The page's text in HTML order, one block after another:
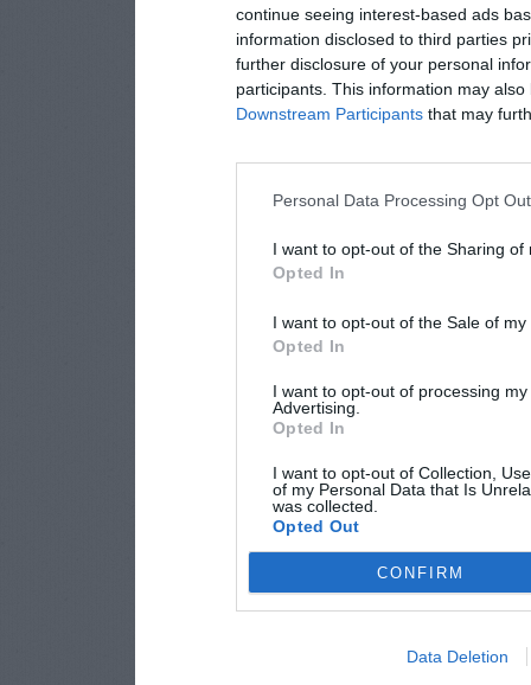
continue seeing interest-based ads
information disclosed to third parties
further disclosure of your personal
participants. This information may
Downstream Participants that may
Personal Data Processing Opt
I want to opt-out of the Sharing of
Opted In
I want to opt-out of the Sale of
Opted In
I want to opt-out of processing
Advertising.
Opted In
I want to opt-out of Collection,
of my Personal Data that Is
was collected.
Opted Out
CONFIRM
Data Deletion